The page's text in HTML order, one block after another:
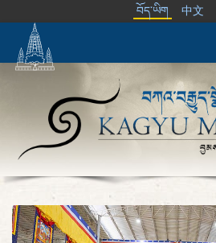
བོད་ཡིག 中文